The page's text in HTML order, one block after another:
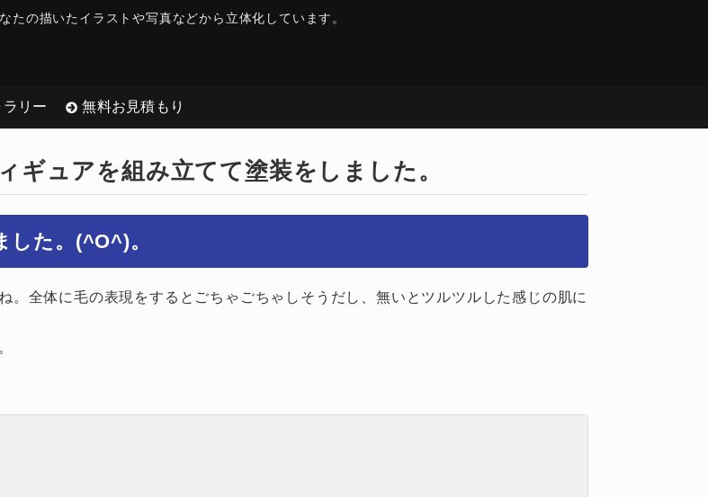
たの描いたイラストや写真などから立体化しています。
リー 無料お見積もり
ギュアを組み立てて塗装をしました。
た。(^O^)。
。全体に毛の表現をするとごちゃごちゃしそうだし、無いとツルツルした感じの肌に